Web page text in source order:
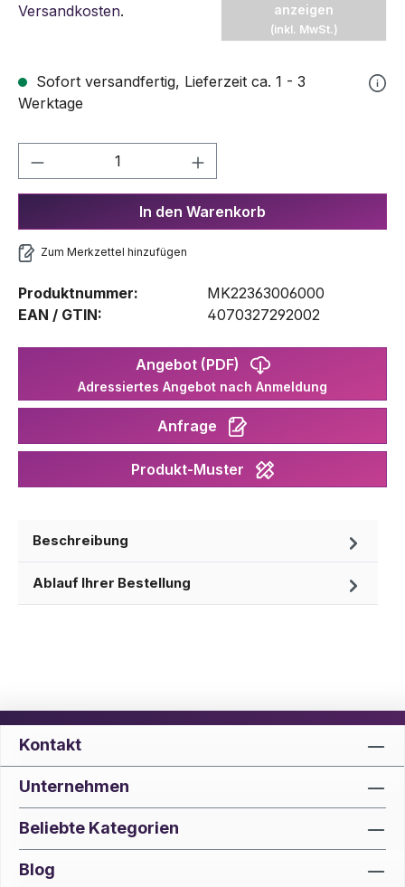
Versandkosten.
anzeigen
(inkl. MwSt.)
Sofort versandfertig, Lieferzeit ca. 1 - 3
Werktage
Produkt Anzahl: Gib den
In den Warenkorb
Zum Merkzettel hinzufügen
Produktnummer:
MK22363006000
EAN / GTIN:
4070327292002
Angebot (PDF)
Adressiertes Angebot nach Anmeldung
Anfrage
Produkt-Muster
Beschreibung
Ablauf Ihrer Bestellung
Kontakt
Unternehmen
Beliebte Kategorien
Blog